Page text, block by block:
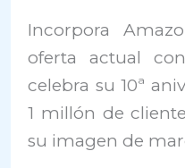
Incorpora
oferta actual
celebra su 10ª
1 millón de
su imagen de